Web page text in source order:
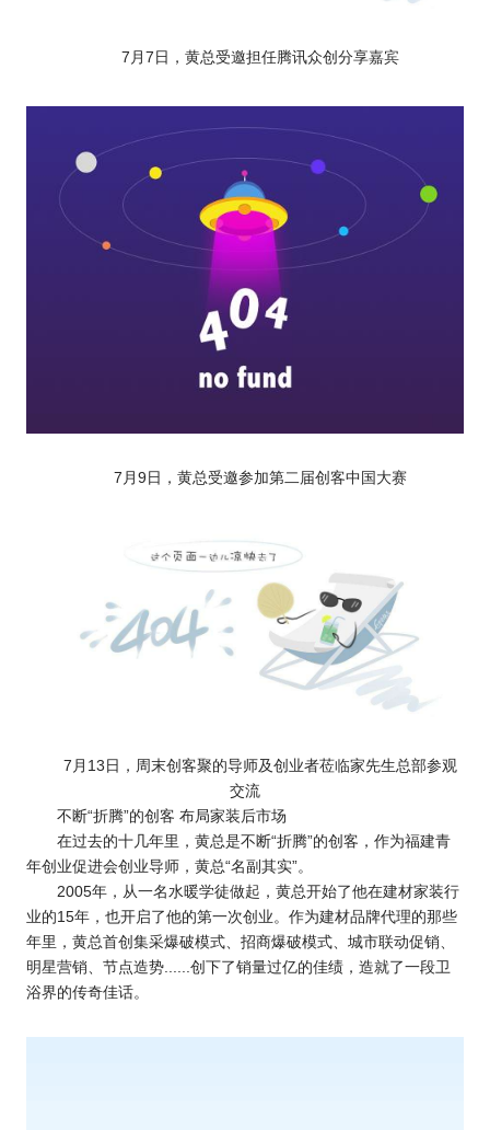
7月7日，黄总受邀担任腾讯众创分享嘉宾
7月9日，黄总受邀参加第二届创客中国大赛
7月13日，周末创客聚的导师及创业者莅临家先生总部参观
交流
不断“折腾”的创客 布局家装后市场
在过去的十几年里，黄总是不断“折腾”的创客，作为福建青
年创业促进会创业导师，黄总“名副其实”。
2005年，从一名水暖学徒做起，黄总开始了他在建材家装行
业的15年，也开启了他的第一次创业。作为建材品牌代理的那些
年里，黄总首创集采爆破模式、招商爆破模式、城市联动促销、
明星营销、节点造势......创下了销量过亿的佳绩，造就了一段卫
浴界的传奇佳话。